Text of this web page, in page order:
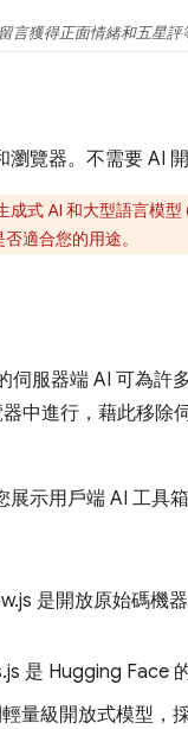
言獲得正面情緒和五星評
覽器。不需要 AI
成式 AI 和大型語言模
否適合您的用途。
伺服器端 AI 可為許
中進行，藉此移除
示用戶端 AI 工具箱
是開放原始碼機
是 Hugging Face
量級開放式模型，